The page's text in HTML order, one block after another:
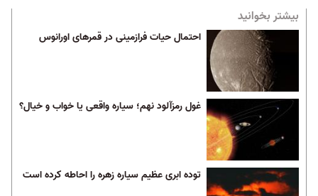
بیشتر بخوانید
احتمال حیات فرازمینی در قمر‌های اورانوس
غول رمزآلود نهم؛ سیاره واقعی یا خواب و خیال؟
توده ابری عظیم سیاره زهره را احاطه کرده است